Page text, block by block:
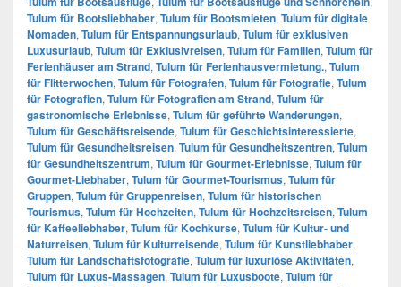
Tulum für Bootsliebhaber, Tulum für Bootsmieten, Tulum für digitale
Nomaden, Tulum für Entspannungsurlaub, Tulum für exklusiven
Luxusurlaub, Tulum für Exklusivreisen, Tulum für Familien, Tulum für
Ferienhäuser am Strand, Tulum für Ferienhausvermietung., Tulum
für Flitterwochen, Tulum für Fotografen, Tulum für Fotografie, Tulum
für Fotografien, Tulum für Fotografien am Strand, Tulum für
gastronomische Erlebnisse, Tulum für geführte Wanderungen,
Tulum für Geschäftsreisende, Tulum für Geschichtsinteressierte,
Tulum für Gesundheitsreisen, Tulum für Gesundheitszentren, Tulum
für Gesundheitszentrum, Tulum für Gourmet-Erlebnisse, Tulum für
Gourmet-Liebhaber, Tulum für Gourmet-Tourismus, Tulum für
Gruppen, Tulum für Gruppenreisen, Tulum für historischen
Tourismus, Tulum für Hochzeiten, Tulum für Hochzeitsreisen, Tulum
für Kaffeeliebhaber, Tulum für Kochkurse, Tulum für Kultur- und
Naturreisen, Tulum für Kulturreisende, Tulum für Kunstliebhaber,
Tulum für Landschaftsfotografie, Tulum für luxuriöse Aktivitäten,
Tulum für Luxus-Massagen, Tulum für Luxusboote, Tulum für